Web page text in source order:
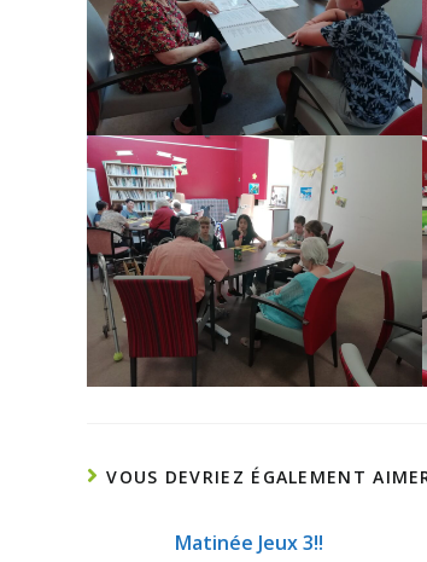
VOUS DEVRIEZ ÉGALEMENT
Matinée Jeux 3!!